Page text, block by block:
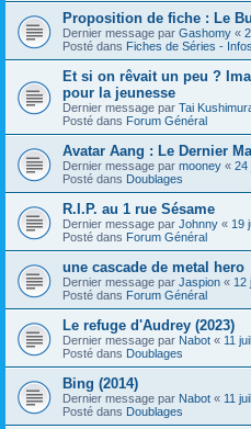
Proposition de fiche : Le
Dernier message par Gashomy «
Posté dans Fiches de Séries -
Et si on rêvait un peu ?
pour la jeunesse
Dernier message par Tai
Posté dans Forum Général
Avatar Aang : Le Dernier
Dernier message par mooney « 24
Posté dans Doublages
R.I.P. au 1 rue Sésame
Dernier message par Johnny « 19
Posté dans Forum Général
une cascade de metal hero
Dernier message par Jaspion « 12
Posté dans Forum Général
Le refuge d'Audrey (2023)
Dernier message par Nabot « 11
Posté dans Doublages
Bing (2014)
Dernier message par Nabot « 11
Posté dans Doublages